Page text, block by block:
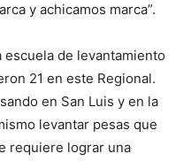
y achicamos marca”.
de levantamiento
21 en este Regional.
en San Luis y en la
levantar pesas que
requiere lograr una